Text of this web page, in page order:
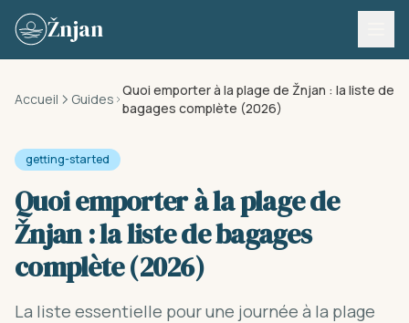
Skip to content
Žnjan
Accueil Guides
Quoi emporter à la plage de Žnjan : la liste de
bagages complète (2026)
getting-started
Quoi emporter à la plage de
Žnjan : la liste de bagages
complète (2026)
La liste essentielle pour une journée à la plage